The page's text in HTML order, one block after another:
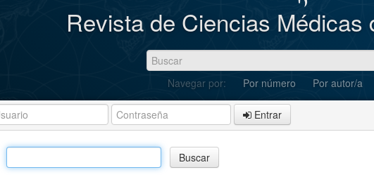
Revista de Ciencias Médicas
Navegar por: Por número Por autor/a
Entrar